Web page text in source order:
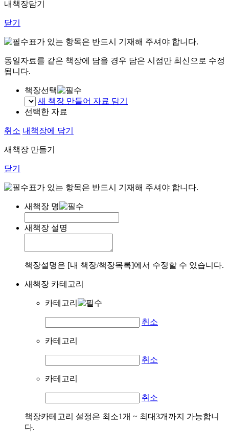
내책장담기
닫기
표가 있는 항목은 반드시 기재해 주셔야 합니다.
동일자료를 같은 책장에 담을 경우 담은 시점만 최신으로 수정
됩니다.
책장선택
새 책장 만들어 자료 담기
선택한 자료
취소 내책장에 담기
새책장 만들기
닫기
표가 있는 항목은 반드시 기재해 주셔야 합니다.
새책장 명
새책장 설명
책장설명은 [내 책장/책장목록]에서 수정할 수 있습니다.
새책장 카테고리
카테고리
취소
카테고리
취소
카테고리
취소
책장카테고리 설정은 최소1개 ~ 최대3개까지 가능합니
다.